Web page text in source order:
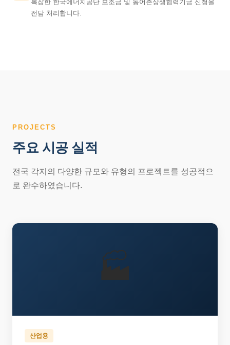
복잡한 한국에너지공단 보조금 및 농어촌상생협력기금 신청을
전담 처리합니다.
PROJECTS
주요 시공 실적
전국 각지의 다양한 규모와 유형의 프로젝트를 성공적으
로 완수하였습니다.
🏭
산업용